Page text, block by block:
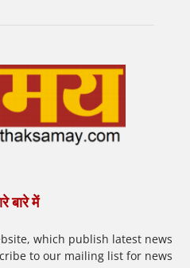
बारे में
which publish latest news
to our mailing list for news